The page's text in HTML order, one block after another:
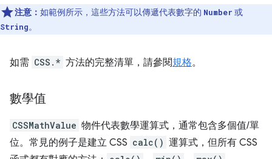
注意： 如範例所示，這些方法可以傳遞代表數字的 Number 或
String。
如需 CSS.* 方法的完整清單，請參閱規格。
數學值
CSSMathValue 物件代表數學運算式，通常包含多個值/單
位。常見的例子是建立 CSS calc() 運算式，但所有 CSS